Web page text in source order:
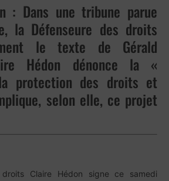
: Dans une tribune parue
la Défenseure des droits
le texte de Gérald
Hédon dénonce la «
protection des droits et
selon elle, ce projet
Claire Hédon signe ce samedi